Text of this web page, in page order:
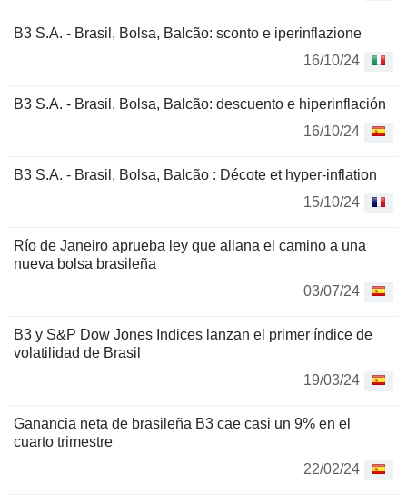
B3 S.A. - Brasil, Bolsa, Balcão: sconto e iperinflazione
16/10/24
B3 S.A. - Brasil, Bolsa, Balcão: descuento e hiperinflación
16/10/24
B3 S.A. - Brasil, Bolsa, Balcão : Décote et hyper-inflation
15/10/24
Río de Janeiro aprueba ley que allana el camino a una
nueva bolsa brasileña
03/07/24
B3 y S&P Dow Jones Indices lanzan el primer índice de
volatilidad de Brasil
19/03/24
Ganancia neta de brasileña B3 cae casi un 9% en el
cuarto trimestre
22/02/24